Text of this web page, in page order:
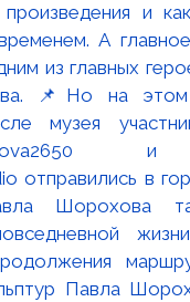
и
А
из главных
📌Но на
музея
отправились в
Шорохова
Павла